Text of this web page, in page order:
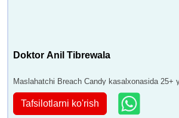
Doktor Anil Tibrewala
Maslahatchi Breach Candy kasalxonasida 25+
Tafsilotlarni ko'rish